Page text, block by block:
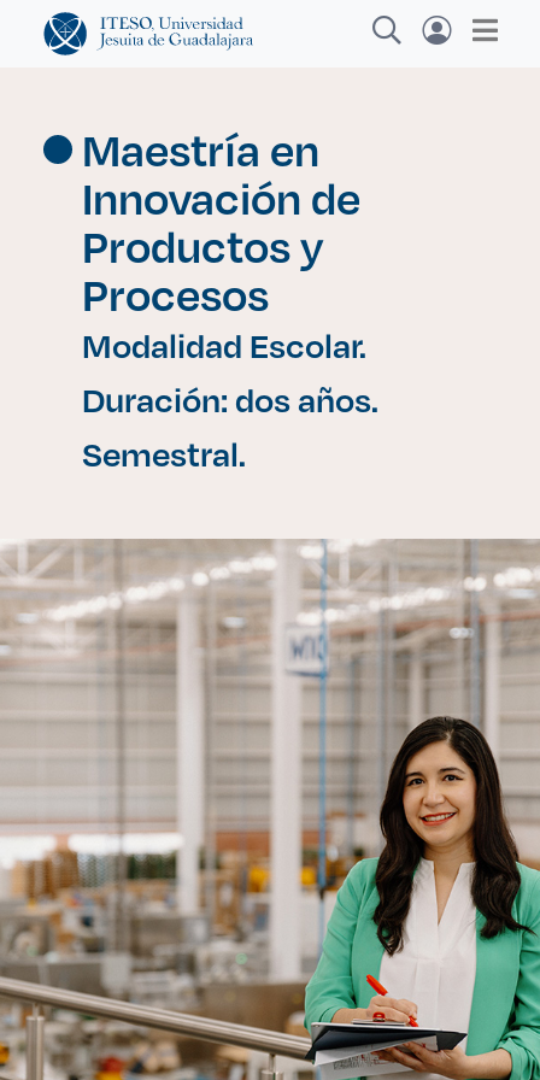
Explora sitios web, programas académicos,
actividades y noticias
Enlaces de interés
Aspirantes
Becas
CRUCE
Derecho
Lo más buscado
Carreras
Maestría en
Innovación de
Productos y
Procesos
Modalidad Escolar.
Duración: dos años.
Semestral.